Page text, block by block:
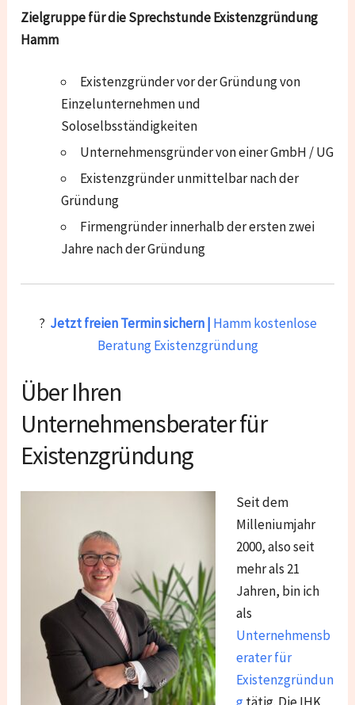
Zielgruppe für die Sprechstunde Existenzgründung
Hamm
Existenzgründer vor der Gründung von
Einzelunternehmen und
Soloselbsständigkeiten
Unternehmensgründer von einer GmbH / UG
Existenzgründer unmittelbar nach der
Gründung
Firmengründer innerhalb der ersten zwei
Jahre nach der Gründung
? Jetzt freien Termin sichern | Hamm kostenlose
Beratung Existenzgründung
Über Ihren
Unternehmensberater für
Existenzgründung
Seit dem
Milleniumjahr
2000, also seit
mehr als 21
Jahren, bin ich
als
Unternehmensb
erater für
Existenzgründun